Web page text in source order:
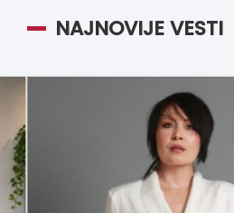
NAJNOVIJE VESTI